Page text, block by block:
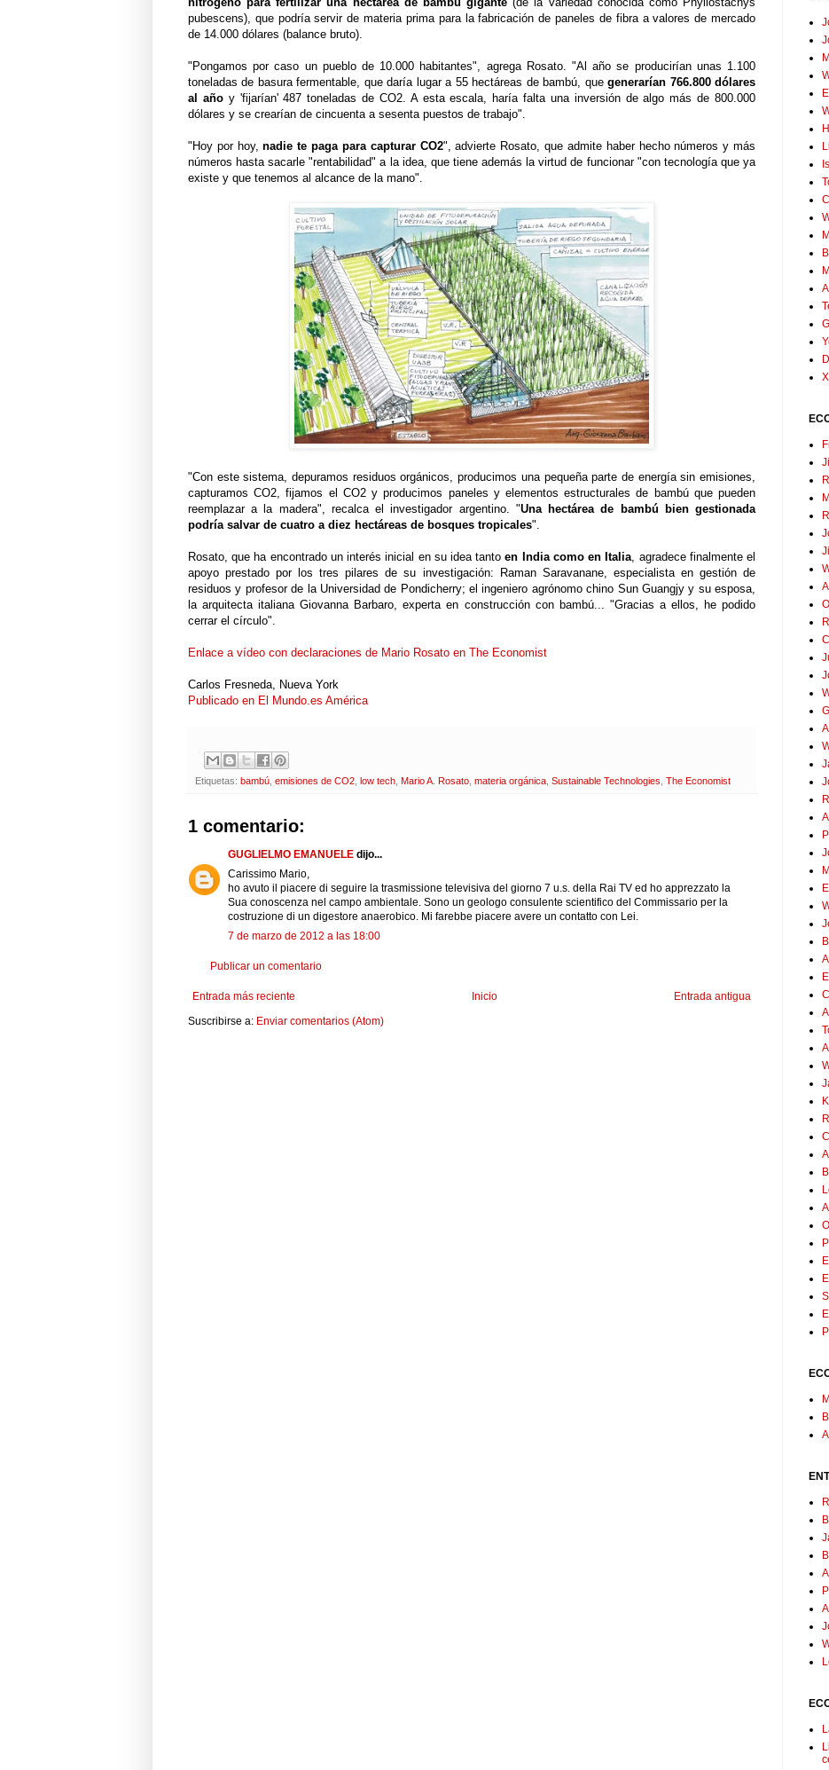
pubescens), que podría servir de materia prima para la fabricación de paneles de fibra a valores de mercado
de 14.000 dólares (balance bruto).
"Pongamos por caso un pueblo de 10.000 habitantes", agrega Rosato. "Al año se producirían unas 1.100
toneladas de basura fermentable, que daría lugar a 55 hectáreas de bambú, quegenerarían 766.800 dólares
al añoy 'fijarían' 487 toneladas de CO2. A esta escala, haría falta una inversión de algo más de 800.000
dólares y se crearían de cincuenta a sesenta puestos de trabajo".
"Hoy por hoy,nadie te paga para capturar CO2", advierte Rosato, que admite haber hecho números y más
números hasta sacarle "rentabilidad" a la idea, que tiene además la virtud de funcionar "con tecnología que ya
existe y que tenemos al alcance de la mano".
"Con este sistema, depuramos residuos orgánicos, producimos una pequeña parte de energía sin emisiones,
capturamos CO2, fijamos el CO2 y producimos paneles y elementos estructurales de bambú que pueden
reemplazar a la madera", recalca el investigador argentino. "Una hectárea de bambú bien gestionada
podría salvar de cuatro a diez hectáreas de bosques tropicales".
Rosato, que ha encontrado un interés inicial en su idea tantoen India como en Italia, agradece finalmente el
apoyo prestado por los tres pilares de su investigación: Raman Saravanane, especialista en gestión de
residuos y profesor de la Universidad de Pondicherry; el ingeniero agrónomo chino Sun Guangjy y su esposa,
la arquitecta italiana Giovanna Barbaro, experta en construcción con bambú... "Gracias a ellos, he podido
cerrar el círculo".
Enlace a vídeo con declaraciones de Mario Rosato en The Economist
Carlos Fresneda, Nueva York
Publicado en El Mundo.es América
Etiquetas: bambú emisiones de CO2 low tech Mario A. Rosato materia orgánica Sustainable Technologies The Economist
1 comentario:
GUGLIELMO EMANUELE dijo...
Carissimo Mario,
ho avuto il piacere di seguire la trasmissione televisiva del giorno 7 u.s. della Rai TV ed ho apprezzato la
Sua conoscenza nel campo ambientale. Sono un geologo consulente scientifico del Commissario per la
costruzione di un digestore anaerobico. Mi farebbe piacere avere un contatto con Lei.
7 de marzo de 2012 a las 18:00
Publicar un comentario
Entrada más reciente Entrada antigua
Inicio
Suscribirse a: Enviar comentarios (Atom)